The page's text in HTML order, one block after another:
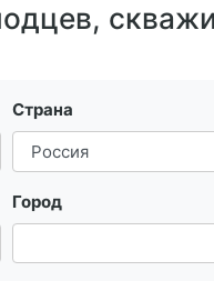
Страна
Город